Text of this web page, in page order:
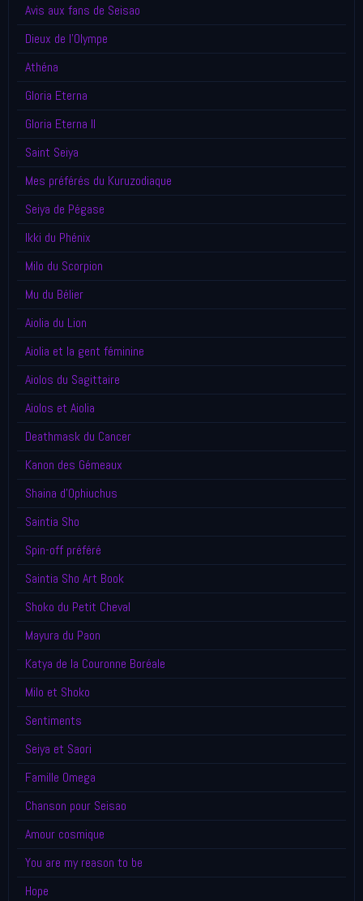
Avis aux fans de Seisao
Dieux de l'Olympe
Athéna
Gloria Eterna
Gloria Eterna II
Saint Seiya
Mes préférés du Kuruzodiaque
Seiya de Pégase
Ikki du Phénix
Milo du Scorpion
Mu du Bélier
Aiolia du Lion
Aiolia et la gent féminine
Aiolos du Sagittaire
Aiolos et Aiolia
Deathmask du Cancer
Kanon des Gémeaux
Shaina d'Ophiuchus
Saintia Sho
Spin-off préféré
Saintia Sho Art Book
Shoko du Petit Cheval
Mayura du Paon
Katya de la Couronne Boréale
Milo et Shoko
Sentiments
Seiya et Saori
Famille Omega
Chanson pour Seisao
Amour cosmique
You are my reason to be
Hope